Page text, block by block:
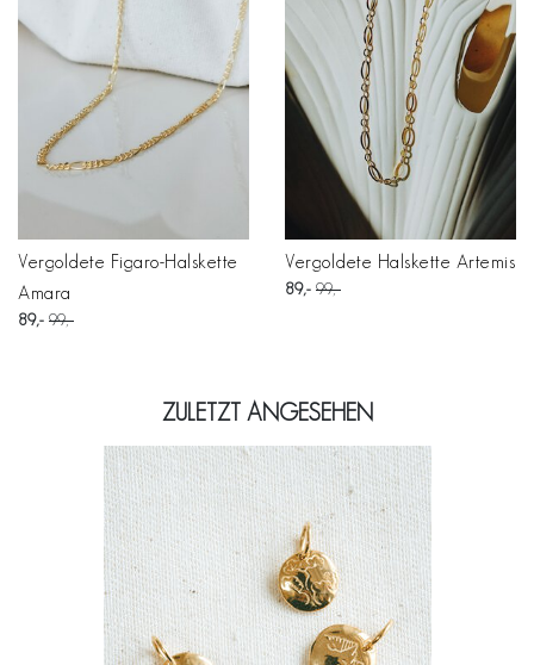
Vergoldete Figaro-Halskette
Amara
89 99
Vergoldete Halskette Artemis
89 99
ZULETZT ANGESEHEN